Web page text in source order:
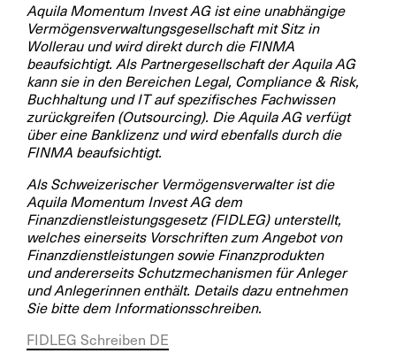
Aquila Momentum Invest AG ist eine unabhängige
Vermögensverwaltungsgesellschaft mit Sitz in
Wollerau und wird direkt durch die FINMA
beaufsichtigt. Als Partnergesellschaft der Aquila AG
kann sie in den Bereichen Legal, Compliance & Risk,
Buchhaltung und IT auf spezifisches Fachwissen
zurückgreifen (Outsourcing). Die Aquila AG verfügt
über eine Banklizenz und wird ebenfalls durch die
FINMA beaufsichtigt.
Als Schweizerischer Vermögensverwalter ist die
Aquila Momentum Invest AG dem
Finanzdienstleistungsgesetz (FIDLEG) unterstellt,
welches einerseits Vorschriften zum Angebot von
Finanzdienstleistungen sowie Finanzprodukten
und andererseits Schutzmechanismen für Anleger
und Anlegerinnen enthält. Details dazu entnehmen
Sie bitte dem Informationsschreiben.
FIDLEG Schreiben DE